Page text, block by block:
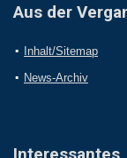
Aus der
Inhalt/Sitemap
News-Archiv